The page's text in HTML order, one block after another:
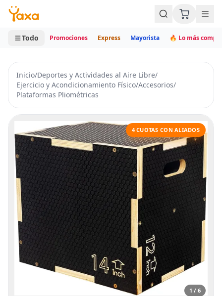
MINI CARRITO
0 productos
Todo Promociones Express Mayorista 🔥 Lo más
Inicio/Deportes y Actividades al Aire Libre/
Ejercicio y Acondicionamiento Físico/Accesorios/
Plataformas Pliométricas
1 / 6
4 CUOTAS CON ALIADOS